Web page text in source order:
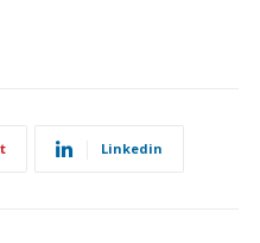
Linkedin